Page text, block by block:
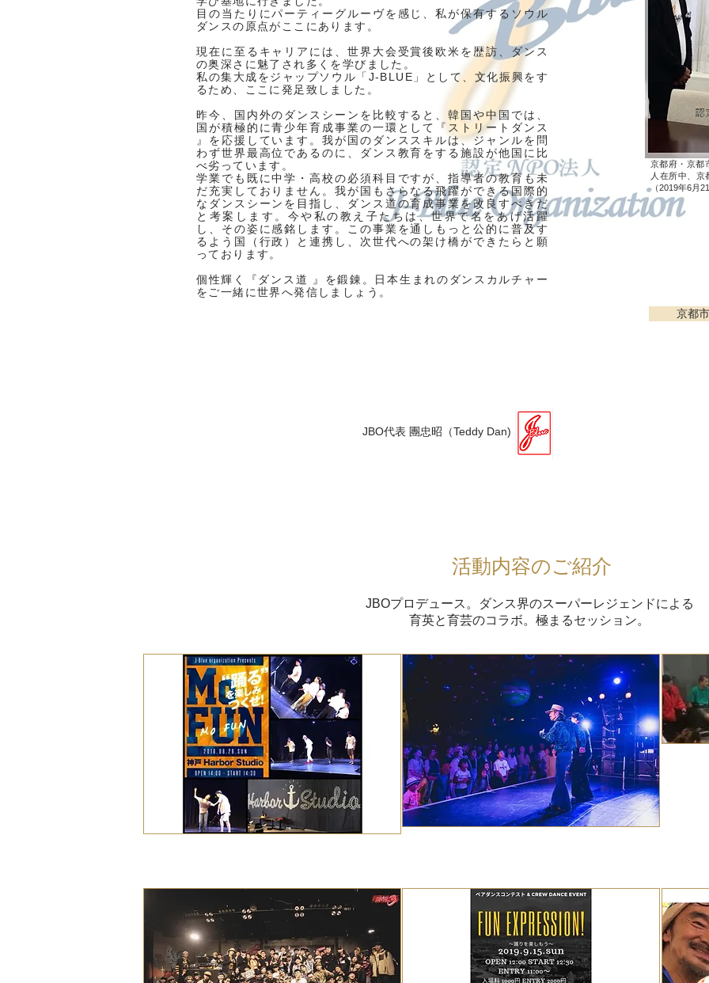
活動内容のご紹介
JBOプロデュース。
ダンス界のスーパーレジェンドによる
育英と育芸のコラボ。 極まるセッション。
目の当たりにパーティーグルーヴを感じ、私が保有するソウル
ダンスの原点がここにあります。
現在に至るキャリアには、世界大会受賞後欧米を歴訪、ダンス
の奥深さに魅了され多くを学びました。
私の集大成をジャップソウル「J-BLUE」として、文化振興をす
るため、ここに発足致しました。
昨今、国内外のダンスシーンを比較すると、韓国や中国では、
国が積極的に青少年育成事業の一環として『ストリートダンス
』を応援しています。我が国のダンススキルは、ジャンルを問
わず世界最高位であるのに、ダンス教育をする施設が他国に比
べ劣っています。
学業でも既に中学・高校の必須科目ですが、指導者の教育も未
だ充実しておりません。我が国もさらなる飛躍ができる国際的
なダンスシーンを目指し、ダンス道の育成事業を改良すべきだ
と考案します。今や私の教え子たちは、世界で名をあげ活躍
し、その姿に感銘します。この事業を通しもっと公的に普及す
るよう国（行政）と連携し、次世代への架け橋ができたらと願
っております。
個性輝く『ダンス道 』を鍛錬。日本生まれのダンスカルチャー
をご一緒に世界へ発信しましょう。
認
京都府・京都
人在所中、京
（2019年6月
京都
JBO代表 團忠昭（Teddy Dan)